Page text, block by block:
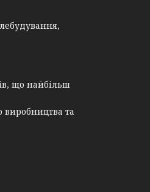
що найбільш
виробництва та